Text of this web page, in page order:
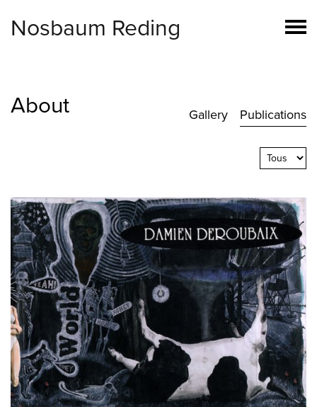
Nosbaum Reding
About Gallery Publications